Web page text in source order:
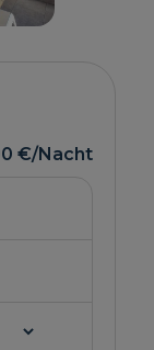
€/Nacht